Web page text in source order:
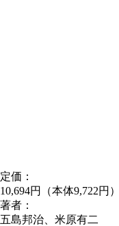
定価：
10,694円（本体9,722円）
著者：
五島邦治、米原有二